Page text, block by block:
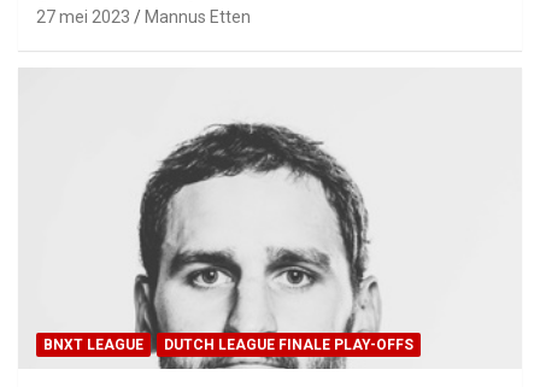
27 mei 2023 Mannus Etten
BNXT LEAGUE DUTCH LEAGUE FINALE PLAY-OFFS